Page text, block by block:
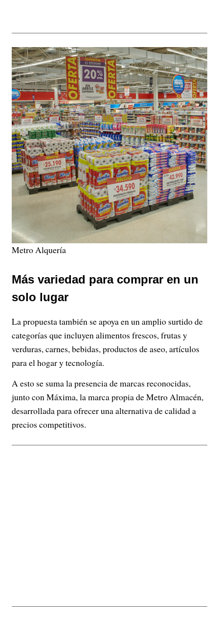
Metro Alquería
Más variedad para comprar en un
solo lugar
La propuesta también se apoya en un amplio surtido de
categorías que incluyen alimentos frescos, frutas y
verduras, carnes, bebidas, productos de aseo, artículos
para el hogar y tecnología.
A esto se suma la presencia de marcas reconocidas,
junto con Máxima, la marca propia de Metro Almacén,
desarrollada para ofrecer una alternativa de calidad a
precios competitivos.